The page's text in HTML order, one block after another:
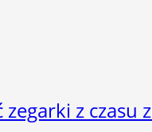
z czasu